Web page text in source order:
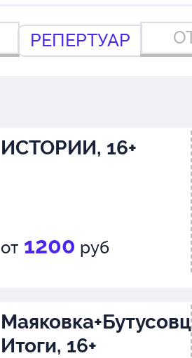
РЕПЕРТУАР
ИСТОРИИ, 16+
от 1200 руб
Итоги, 16+